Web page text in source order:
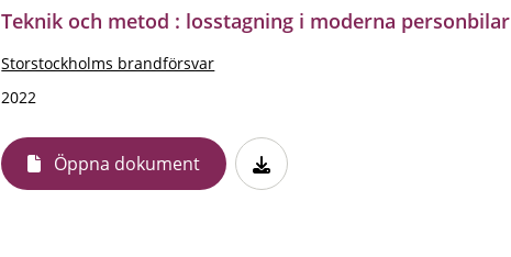
Teknik och metod : losstagning i moderna personbilar
Storstockholms brandförsvar
2022
Öppna dokument